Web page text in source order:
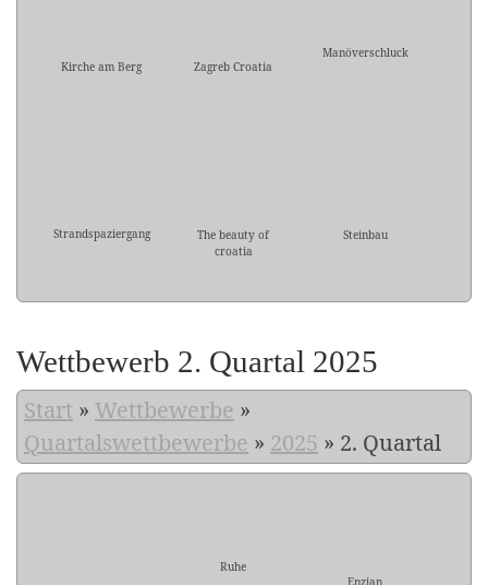
Kirche am Berg Zagreb Croatia
Manöverschluck
Strandspaziergang
The beauty of
croatia
Steinbau
Wettbewerb 2. Quartal 2025
Start » Wettbewerbe »
Quartalswettbewerbe » 2025 » 2. Quartal
Ruhe
Enzian